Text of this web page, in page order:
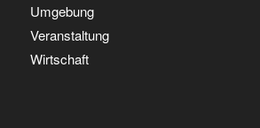
Umgebung
Veranstaltung
Wirtschaft